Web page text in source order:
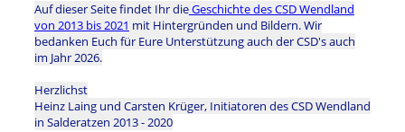
Auf dieser Seite findet Ihr dieGeschichte des CSD Wendland
von 2013 bis 2021 mit Hintergründen und Bildern. Wir
bedanken Euch für Eure Unterstützung auch der CSD's auch
im Jahr 2026.
Herzlichst
Heinz Laing und Carsten Krüger, Initiatoren des CSD Wendland
in Salderatzen 2013 - 2020